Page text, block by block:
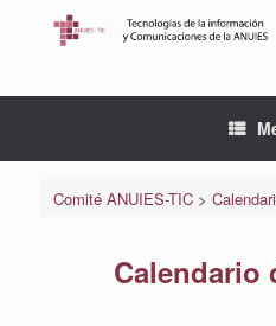
Comité ANUIES-TIC>
Calendario